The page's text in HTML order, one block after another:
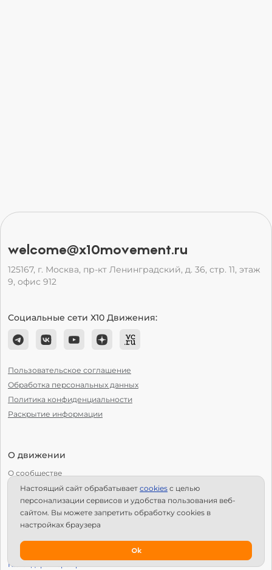
welcome@x10movement.ru
125167, г. Москва, пр-кт Ленинградский, д. 36, стр. 11, этаж
9, офис 912
Социальные сети Х10 Движения:
Пользовательское соглашение
Обработка персональных данных
Политика конфиденциальности
Раскрытие информации
О движении
О сообществе
С чего начать?
Структура Х10
Как стать региональным лидером?
Календарь мероприятий
Настоящий сайт обрабатывает сookies с целью
персонализации сервисов и удобства пользования веб-
сайтом. Вы можете запретить обработку сookies в
настройках браузера
Ok